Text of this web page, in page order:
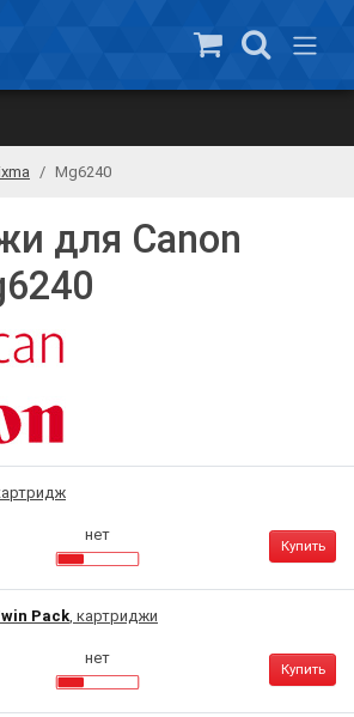
Mg6240
для Canon
нет
Купить
Pack, картриджи
нет
Купить